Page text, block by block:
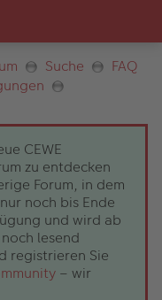
Suche
FAQ
CEWE
zu entdecken
Forum, in dem
noch bis Ende
und wird ab
lesend
registrieren Sie
– wir